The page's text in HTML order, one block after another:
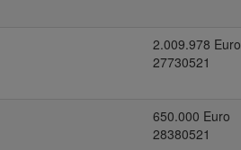
2.009.978 Euro
27730521
650.000 Euro
28380521